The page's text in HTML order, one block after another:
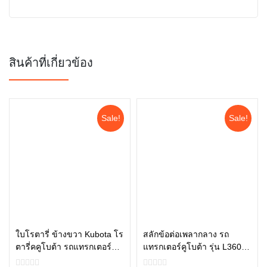
สินค้าที่เกี่ยวข้อง
Sale!
ใบโรตารี่ ข้างขวา Kubota โร
ตารี่คคูโบต้า รถแทรกเตอร์คู
โบต้า รุ่น L3608, L4018
หยิบใส่ตะกร้า
Sale!
สลักข้อต่อเพลากลาง รถ
แทรกเตอร์คูโบต้า รุ่น L3608,
L4018, L4708, L5018
หยิบใส่ตะกร้า